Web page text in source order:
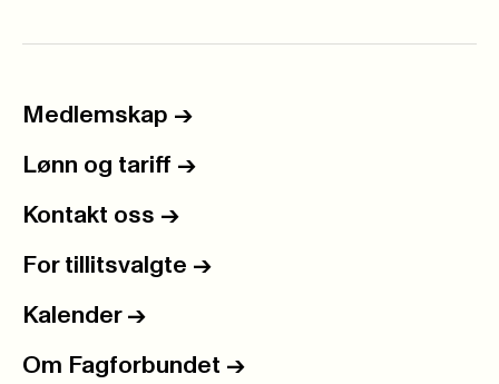
Medlemskap ->
Lønn og tariff ->
Kontakt oss ->
For tillitsvalgte ->
Kalender ->
Om Fagforbundet ->